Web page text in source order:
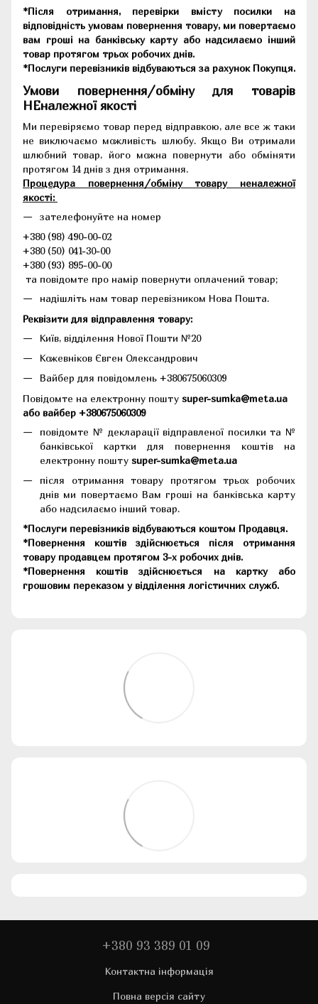
*Після отримання, перевірки вмісту посилки на
відповідність умовам повернення товару, ми повертаємо
вам гроші на банківську карту або надсилаємо інший
товар протягом трьох робочих днів.
*Послуги перевізників відбуваються за рахунок Покупця.
Умови повернення/обміну для товарів
НЕналежної якості
Ми перевіряємо товар перед відправкою, але все ж таки
не виключаємо можливість шлюбу. Якщо Ви отримали
шлюбний товар, його можна повернути або обміняти
протягом 14 днів з дня отримання.
Процедура повернення/обміну товару неналежної
якості:
зателефонуйте на номер
+380 (98) 490-00-02
+380 (50) 041-30-00
+380 (93) 895-00-00
та повідомте про намір повернути оплачений товар;
надішліть нам товар перевізником Нова Пошта.
Реквізити для відправлення товару:
Київ, відділення Нової Пошти №20
Кожевніков Євген Олександрович
Вайбер для повідомлень +380675060309
Повідомте на електронну пошту super-sumka@meta.ua
або вайбер +380675060309
повідомте № декларації відправленої посилки та №
банківської картки для повернення коштів на
електронну пошту super-sumka@meta.ua
після отримання товару протягом трьох робочих
днів ми повертаємо Вам гроші на банківська карту
або надсилаємо інший товар.
*Послуги перевізників відбуваються коштом Продавця.
*Повернення коштів здійснюється після отримання
товару продавцем протягом 3-х робочих днів.
*Повернення коштів здійснюється на картку або
грошовим переказом у відділення логістичних служб.
+380 93 389 01 09
Контактна інформація
Повна версія сайту